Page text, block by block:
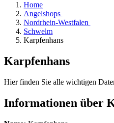
Home
Angelshops
Nordrhein-Westfalen
Schwelm
Karpfenhans
Karpfenhans
Hier finden Sie alle wichtigen
Informationen über